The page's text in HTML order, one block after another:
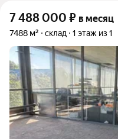
7 488 000 ₽ в месяц
7488 м² склад 1 этаж из 1